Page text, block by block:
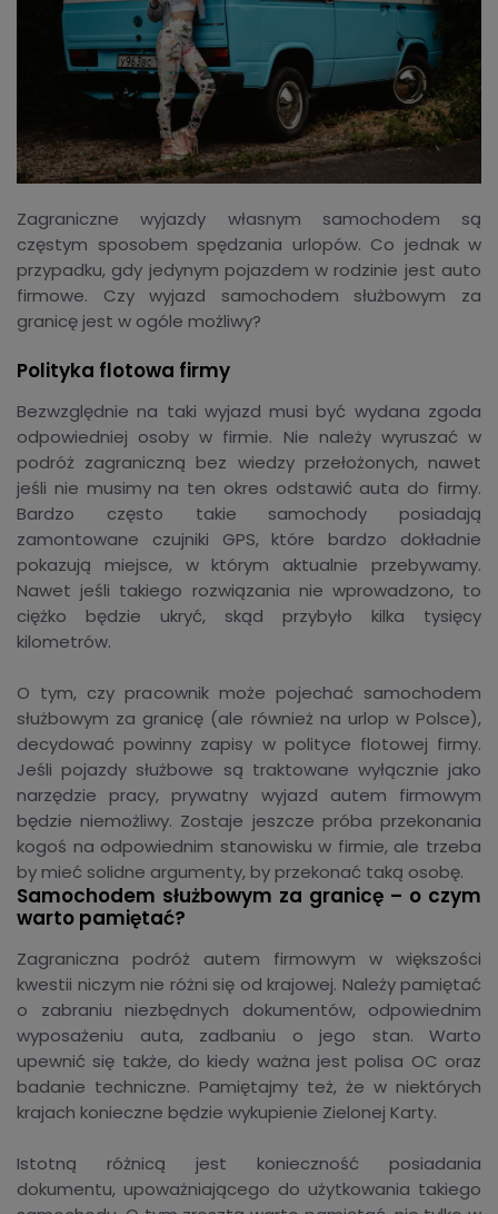
Zagraniczne wyjazdy własnym samochodem są
częstym sposobem spędzania urlopów. Co jednak w
przypadku, gdy jedynym pojazdem w rodzinie jest auto
firmowe. Czy wyjazd samochodem służbowym za
granicę jest w ogóle możliwy?
Polityka flotowa firmy
Bezwzględnie na taki wyjazd musi być wydana zgoda
odpowiedniej osoby w firmie. Nie należy wyruszać w
podróż zagraniczną bez wiedzy przełożonych, nawet
jeśli nie musimy na ten okres odstawić auta do firmy.
Bardzo często takie samochody posiadają
zamontowane czujniki GPS, które bardzo dokładnie
pokazują miejsce, w którym aktualnie przebywamy.
Nawet jeśli takiego rozwiązania nie wprowadzono, to
ciężko będzie ukryć, skąd przybyło kilka tysięcy
kilometrów.
O tym, czy pracownik może pojechać samochodem
służbowym za granicę (ale również na urlop w Polsce),
decydować powinny zapisy w polityce flotowej firmy.
Jeśli pojazdy służbowe są traktowane wyłącznie jako
narzędzie pracy, prywatny wyjazd autem firmowym
będzie niemożliwy. Zostaje jeszcze próba przekonania
kogoś na odpowiednim stanowisku w firmie, ale trzeba
by mieć solidne argumenty, by przekonać taką osobę.
Samochodem służbowym za granicę – o czym
warto pamiętać?
Zagraniczna podróż autem firmowym w większości
kwestii niczym nie różni się od krajowej. Należy pamiętać
o zabraniu niezbędnych dokumentów, odpowiednim
wyposażeniu auta, zadbaniu o jego stan. Warto
upewnić się także, do kiedy ważna jest polisa OC oraz
badanie techniczne. Pamiętajmy też, że w niektórych
krajach konieczne będzie wykupienie Zielonej Karty.
Istotną różnicą jest konieczność posiadania
dokumentu, upoważniającego do użytkowania takiego